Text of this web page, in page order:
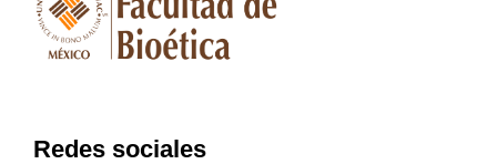
Redes sociales